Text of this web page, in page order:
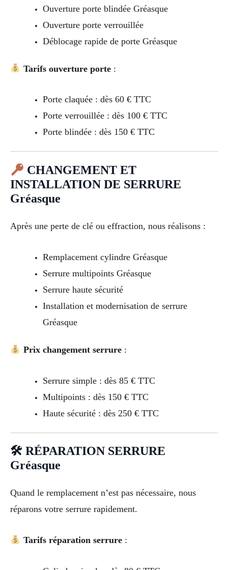
Ouverture porte blindée Gréasque
Ouverture porte verrouillée
Déblocage rapide de porte Gréasque
Tarifs ouverture porte:
Porte claquée : dès 60 € TTC
Porte verrouillée : dès 100 € TTC
Porte blindée : dès 150 € TTC
CHANGEMENT ET
INSTALLATION DE SERRURE
Gréasque
Après une perte de clé ou effraction, nous réalisons :
Remplacement cylindre Gréasque
Serrure multipoints Gréasque
Serrure haute sécurité
Installation et modernisation de serrure
Gréasque
Prix changement serrure:
Serrure simple : dès 85 € TTC
Multipoints : dès 150 € TTC
Haute sécurité : dès 250 € TTC
🛠 RÉPARATION SERRURE
Gréasque
Quand le remplacement n’est pas nécessaire, nous
réparons votre serrure rapidement.
Tarifs réparation serrure: